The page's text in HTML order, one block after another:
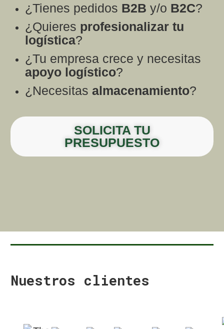
¿Tienes pedidos B2B y/o B2C?
¿Quieres profesionalizar tu
logística?
¿Tu empresa crece y necesitas
apoyo logístico?
¿Necesitasalmacenamiento?
SOLICITA TU
PRESUPUESTO
Nuestros clientes